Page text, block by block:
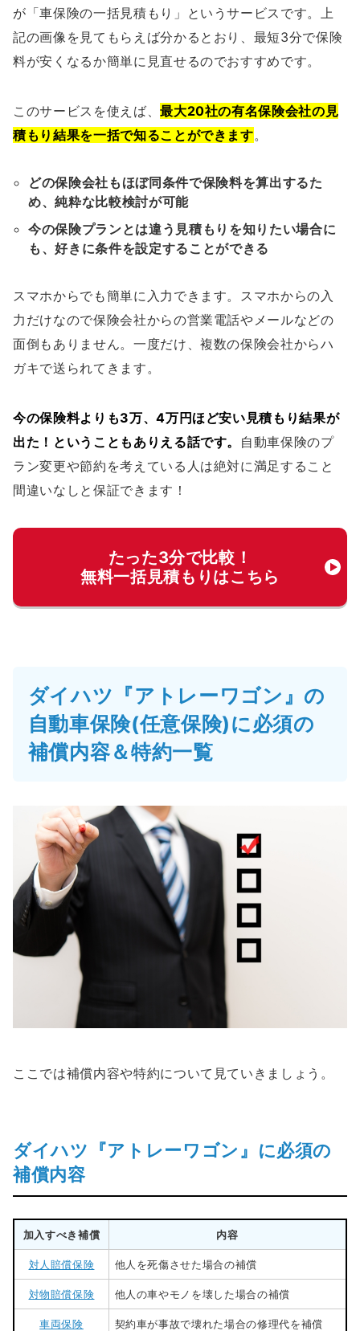
が「車保険の一括見積もり」というサービスです。上
記の画像を見てもらえば分かるとおり、最短3分で保険
料が安くなるか簡単に見直せるのでおすすめです。
このサービスを使えば、最大20社の有名保険会社の見
積もり結果を一括で知ることができます。
どの保険会社もほぼ同条件で保険料を算出するた
め、純粋な比較検討が可能
今の保険プランとは違う見積もりを知りたい場合に
も、好きに条件を設定することができる
スマホからでも簡単に入力できます。スマホからの入
力だけなので保険会社からの営業電話やメールなどの
面倒もありません。一度だけ、複数の保険会社からハ
ガキで送られてきます。
今の保険料よりも3万、4万円ほど安い見積もり結果が
出た！ということもありえる話です。 自動車保険のプ
ラン変更や節約を考えている人は絶対に満足すること
間違いなしと保証できます！
たった3分で比較！
無料一括見積もりはこちら
ダイハツ『アトレーワゴン』の
自動車保険(任意保険)に必須の
補償内容＆特約一覧
ここでは補償内容や特約について見ていきましょう。
ダイハツ『アトレーワゴン』に必須の
補償内容
加入すべき補償 内容
対人賠償保険 他人を死傷させた場合の補償
対物賠償保険 他人の車やモノを壊した場合の補償
車両保険 契約車が事故で壊れた場合の修理代を補償